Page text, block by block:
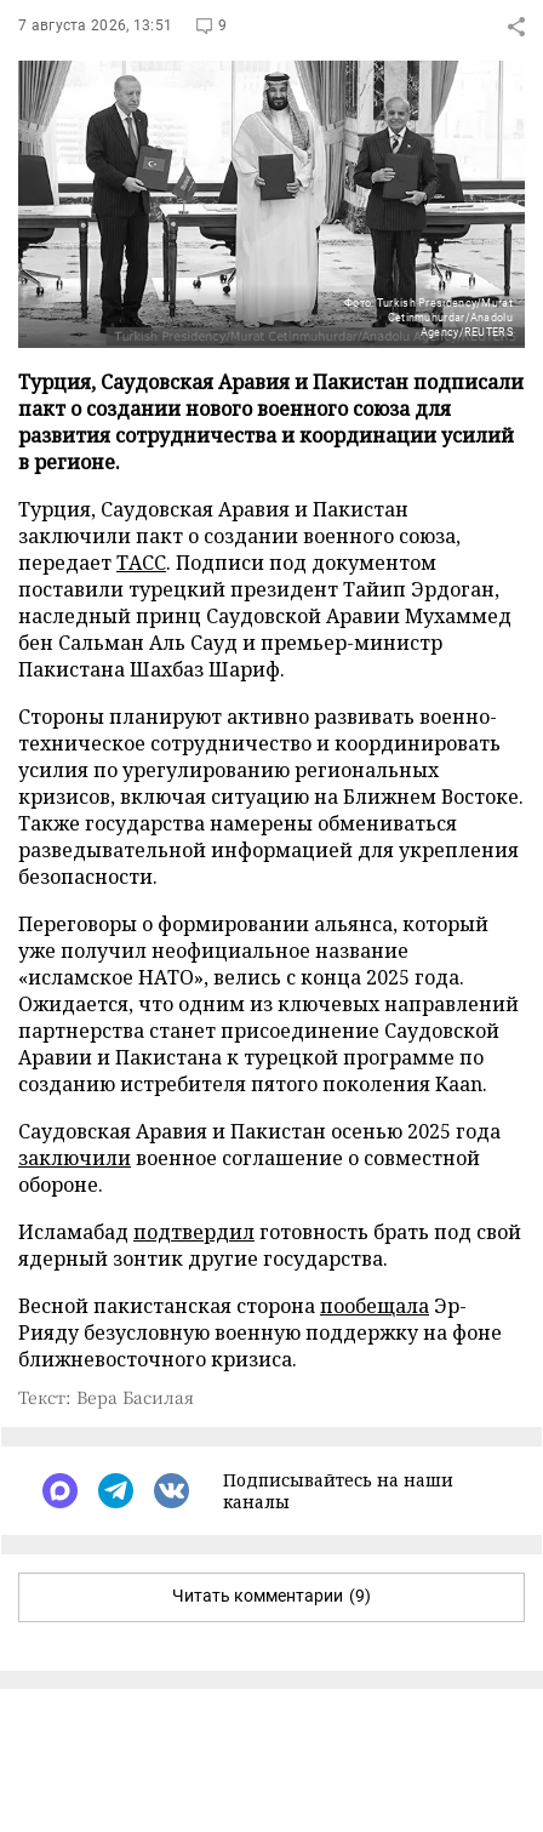
7 августа 2026, 13:51 9
Фото: Turkish Presidency/Murat
Cetinmuhurdar/Anadolu
Agency/REUTERS
Турция, Саудовская Аравия и Пакистан подписали
пакт о создании нового военного союза для
развития сотрудничества и координации усилий
в регионе.
Турция, Саудовская Аравия и Пакистан
заключили пакт о создании военного союза,
передаетТАСС. Подписи под документом
поставили турецкий президент Тайип Эрдоган,
наследный принц Саудовской Аравии Мухаммед
бен Сальман Аль Сауд и премьер-министр
Пакистана Шахбаз Шариф.
Стороны планируют активно развивать военно-
техническое сотрудничество и координировать
усилия по урегулированию региональных
кризисов, включая ситуацию на Ближнем Востоке.
Также государства намерены обмениваться
разведывательной информацией для укрепления
безопасности.
Переговоры о формировании альянса, который
уже получил неофициальное название
«исламское НАТО», велись с конца 2025 года.
Ожидается, что одним из ключевых направлений
партнерства станет присоединение Саудовской
Аравии и Пакистана к турецкой программе по
созданию истребителя пятого поколения Kaan.
Саудовская Аравия и Пакистан осенью 2025 года
заключиливоенное соглашение о совместной
обороне.
Исламабад подтвердилготовность брать под свой
ядерный зонтик другие государства.
Весной пакистанская сторонапообещала Эр-
Рияду безусловную военную поддержку на фоне
ближневосточного кризиса.
Текст: Вера Басилая
Подписывайтесь на наши
каналы
Читать комментарии (9)